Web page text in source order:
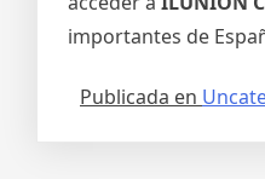
importantes de
Publicada en